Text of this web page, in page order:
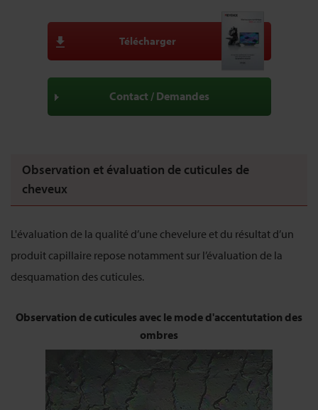
Télécharger
Contact / Demandes
Observation et évaluation de cuticules de
cheveux
L'évaluation de la qualité d’une chevelure et du résultat d’un
produit capillaire repose notamment sur l’évaluation de la
desquamation des cuticules.
Observation de cuticules avec le mode d'accentutation des
ombres